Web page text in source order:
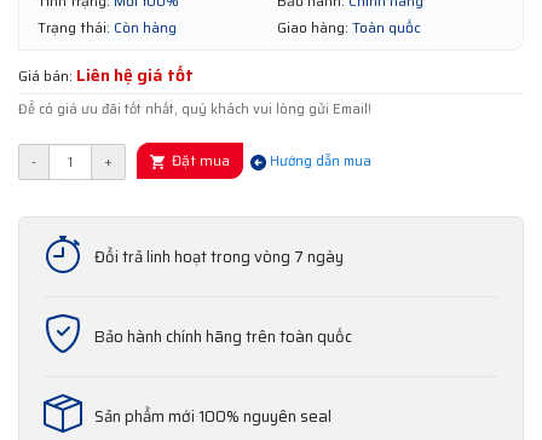
Trạng thái: Còn hàng Giao hàng: Toàn quốc
Giá bán: Liên hệ giá tốt
Để có giá ưu đãi tốt nhất, quý khách vui lòng gửi Email!
- + Đặt mua Hướng dẫn mua
Đổi trả linh hoạt trong vòng 7 ngày
Bảo hành chính hãng trên toàn quốc
Sản phẩm mới 100% nguyên seal